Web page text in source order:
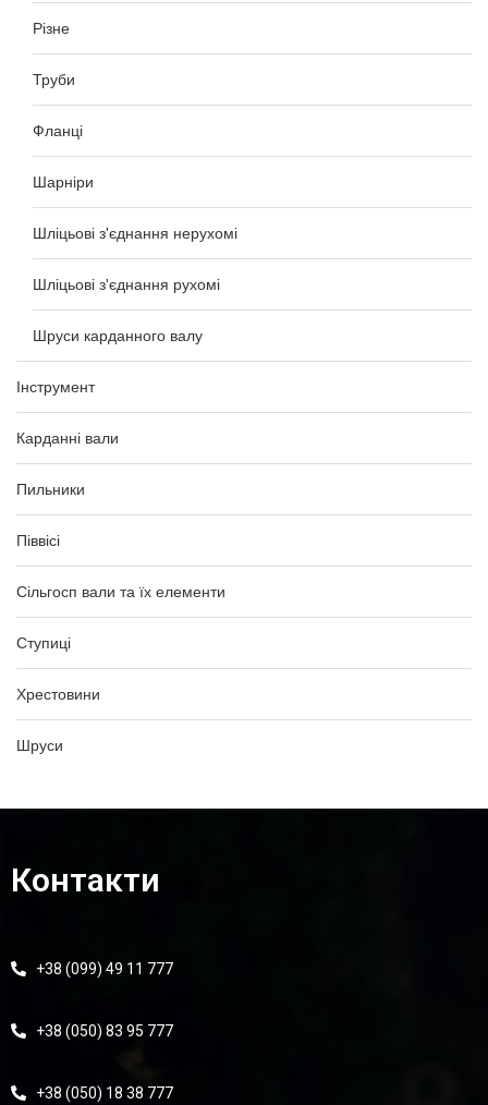
Різне
Труби
Фланці
Шарніри
Шліцьові з'єднання нерухомі
Шліцьові з'єднання рухомі
Шруси карданного валу
Інструмент
Карданні вали
Пильники
Піввісі
Сільгосп вали та їх елементи
Ступиці
Хрестовини
Шруси
Контакти
+38 (099) 49 11 777
+38 (050) 83 95 777
+38 (050) 18 38 777